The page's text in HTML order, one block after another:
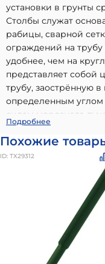
установки в грунты
Столбы служат
рабицы, сварной
ограждений на трубу
удобнее, чем на
представляет собой
трубу, заострённую
определенным углом
силам морозного
частейверхняя часть
трубу, нижняя часть –
Столб Винтовой
вариант, идеально
частном
Ювента
долговечностью,
современным
высокое качество
соответствие
устойчивость к
использовании и
Подробнее
Похожие
ID: ТХ29312